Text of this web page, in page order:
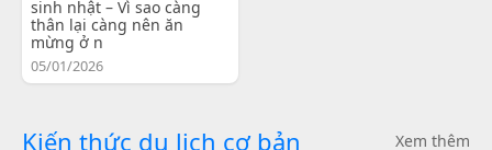
sinh nhật – Vì sao càng
thân lại càng nên ăn
mừng ở n
05/01/2026
Kiến thức du lịch cơ bản Xem thêm